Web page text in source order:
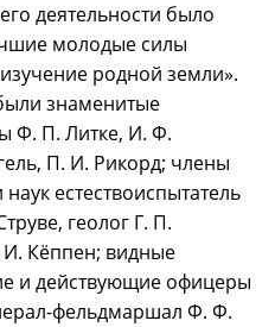
деятельности было
молодые силы
родной земли».
знаменитые
Ф. П. Литке, И. Ф.
П. И. Рикорд; члены
естествоиспытатель
геолог Г. П.
И. Кёппен; видные
и действующие офицеры
фельдмаршал Ф. Ф.